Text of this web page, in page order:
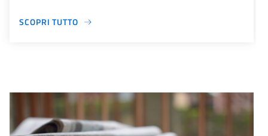
SCOPRI TUTTO